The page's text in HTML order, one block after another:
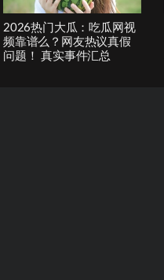
2026热门大瓜：吃瓜网视
频靠谱么？网友热议真假
问题！ 真实事件汇总